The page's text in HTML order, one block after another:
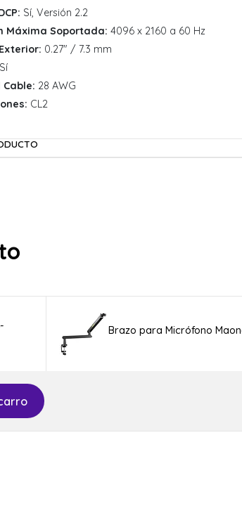
Sí, Versión 2.2
Máxima Soportada: 4096 x 2160 a 60 Hz
0.27" / 7.3 mm
Sí
28 AWG
CL2
Brazo para Micrófono